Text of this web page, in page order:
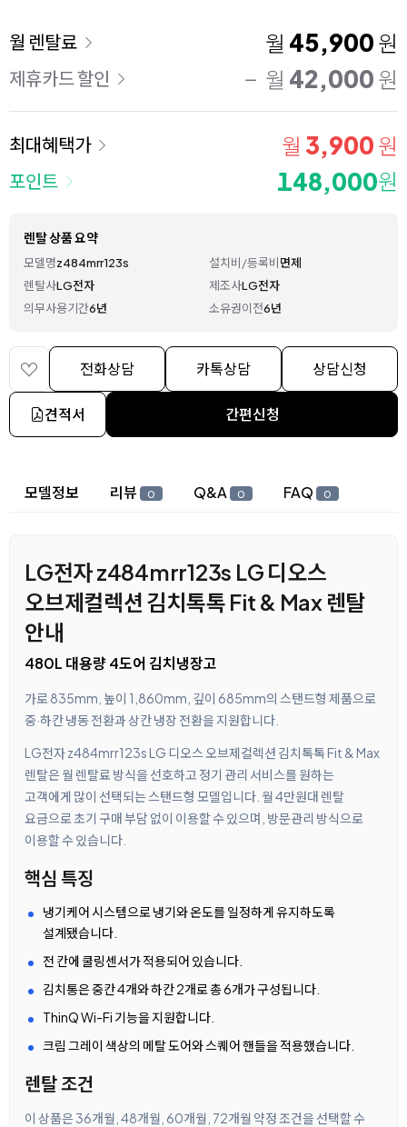
이용 요금
월 렌탈료 월 45,900 원
제휴카드 할인 월 42,000 원
최대혜택가 월 3,900 원
포인트 148,000원
렌탈 상품 요약
모델명z484mrr123s 설치비/등록비면제
렌탈사LG전자 제조사LG전자
의무사용기간6년 소유권이전6년
전화상담 카톡상담 상담신청
견적서 간편신청
상세 정보
모델정보 리뷰 0 Q&A 0 FAQ 0
LG전자 z484mrr123s LG 디오스
오브제컬렉션 김치톡톡 Fit & Max 렌탈
안내
480L 대용량 4도어 김치냉장고
가로 835mm, 높이 1,860mm, 깊이 685mm의 스탠드형 제품으로
중·하칸 냉동 전환과 상칸 냉장 전환을 지원합니다.
LG전자 z484mrr123s LG 디오스 오브제컬렉션 김치톡톡 Fit & Max
렌탈은 월 렌탈료 방식을 선호하고 정기 관리 서비스를 원하는
고객에게 많이 선택되는 스탠드형 모델입니다. 월 4만원대 렌탈
요금으로 초기 구매 부담 없이 이용할 수 있으며, 방문관리 방식으로
이용할 수 있습니다.
핵심 특징
냉기케어 시스템으로 냉기와 온도를 일정하게 유지하도록
설계됐습니다.
전 칸에 쿨링센서가 적용되어 있습니다.
김치통은 중칸 4개와 하칸 2개로 총 6개가 구성됩니다.
ThinQ Wi-Fi 기능을 지원합니다.
크림 그레이 색상의 메탈 도어와 스퀘어 핸들을 적용했습니다.
렌탈 조건
이 상품은 36개월, 48개월, 60개월, 72개월 약정 조건을 선택할 수